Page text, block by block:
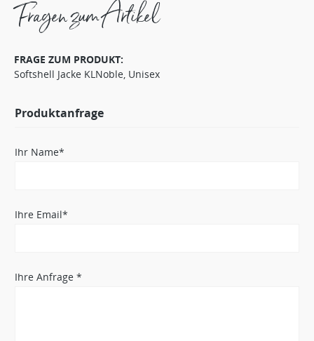
Fragen zum Artikel
FRAGE ZUM PRODUKT:
Softshell Jacke KLNoble, Unisex
Produktanfrage
Ihr Name*
Ihre Email*
Ihre Anfrage *